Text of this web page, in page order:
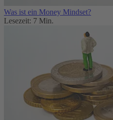
Was ist ein Money Mindset?
Lesezeit: 7 Min.